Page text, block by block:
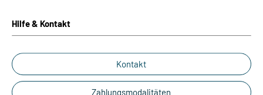
Hilfe & Kontakt
Kontakt
Zahlungsmodalitäten